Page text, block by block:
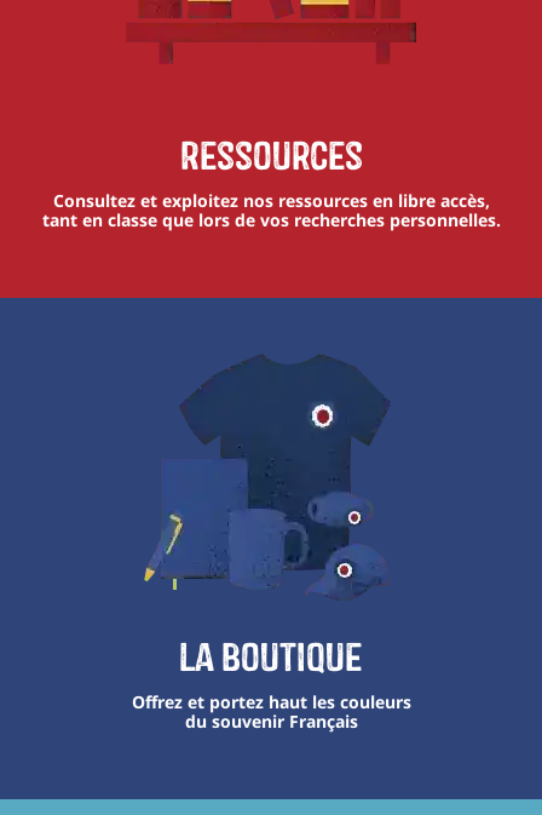
Ressources
Consultez et exploitez nos ressources en libre accès,
tant en classe que lors de vos recherches personnelles.
La boutique
Offrez et portez haut les couleurs
du souvenir Français